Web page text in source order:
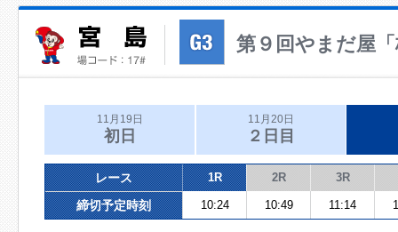
第９回やまだ屋
11月19日
初日
11月20日
２日目
レース 1R 2R 3R
締切予定時刻 10:24 10:49 11:14